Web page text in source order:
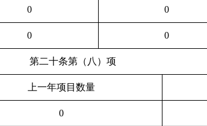
0 0
0 0
第二十条第（八）项
上一年项目数量
0